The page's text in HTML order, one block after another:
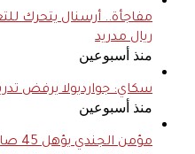
مفاجأة.. أرسنال يتحرك
ريال مدريد
منذ أسبوعين
سكاي: جوارديولا يرفض
منذ أسبوعين
مؤمن